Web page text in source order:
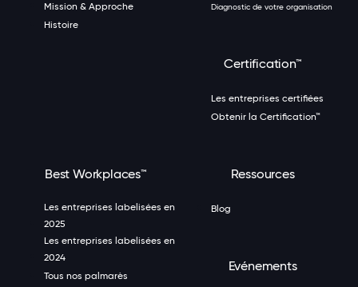
Mission & Approche
Histoire
Diagnostic de votre organisation
Certification™
Les entreprises certifiées
Obtenir la Certification™
Best Workplaces™
Les entreprises labelisées en
2025
Les entreprises labelisées en
2024
Tous nos palmarès
Ressources
Blog
Evénements